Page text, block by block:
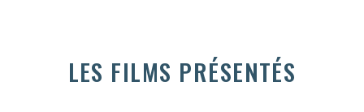
LES FILMS PRÉSENTÉS